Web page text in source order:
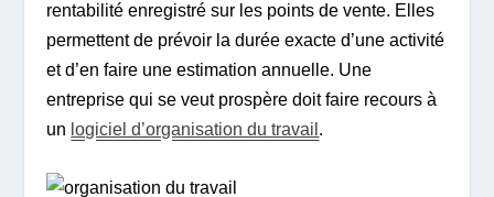
rentabilité enregistré sur les points de vente. Elles
permettent de prévoir la durée exacte d’une activité
et d’en faire une estimation annuelle. Une
entreprise qui se veut prospère doit faire recours à
un logiciel d’organisation du travail .